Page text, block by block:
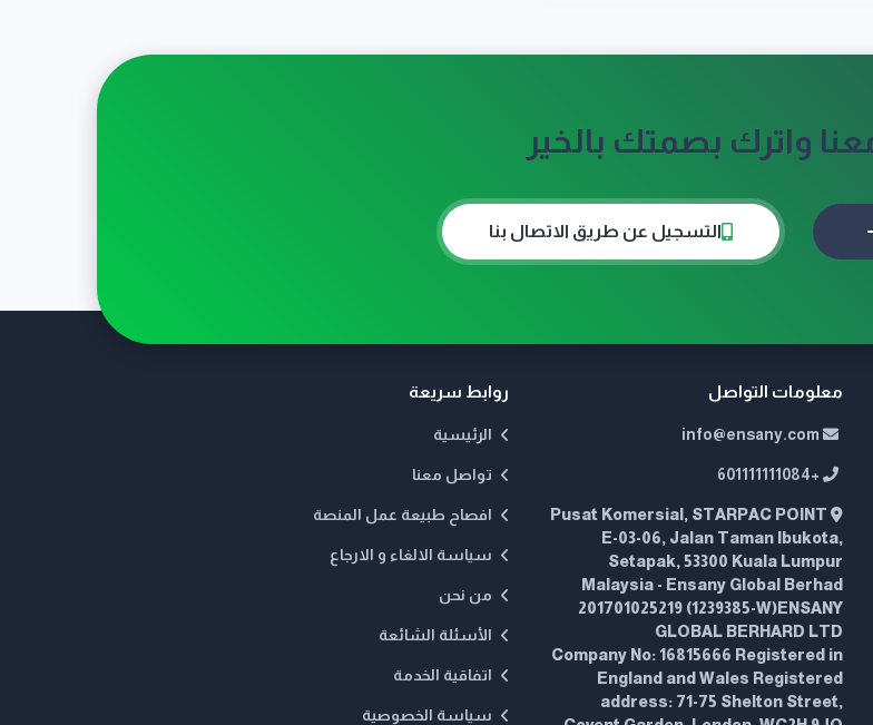
واترك بصمتك بالخير
التسجيل عن طريق الاتصال بنا
معلومات التواصل
info@ensany.com
+601111111084
Pusat Komersial, STARPAC POINT
E-03-06, Jalan Taman Ibukota,
Setapak, 53300 Kuala Lumpur
Malaysia - Ensany Global Berhad
201701025219 (1239385-W)ENSANY
GLOBAL BERHARD LTD
Company No: 16815666 Registered in
England and Wales Registered
address: 71-75 Shelton Street,
روابط سريعة
الرئيسية
تواصل معنا
افصاح طبيعة عمل المنصة
سياسة الالغاء و الارجاع
من نحن
الأسئلة الشائعة
اتفاقية الخدمة
سياسة الخصوصية